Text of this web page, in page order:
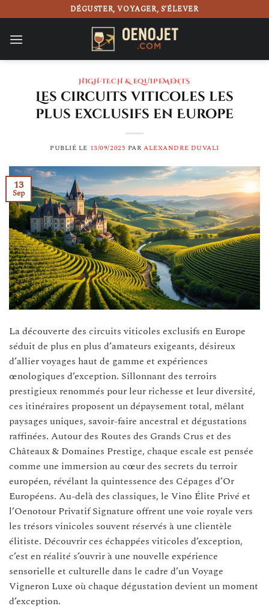
au
contenu
DÉGUSTER, VOYAGER, S’ÉLEVER
HIGH-TECH & EQUIPEMENTS
Les circuits viticoles les
plus exclusifs en Europe
PUBLIÉ LE 13/09/2025 PARALEXANDRE DUVALI
13
Sep
La découverte des circuits viticoles exclusifs en Europe
séduit de plus en plus d’amateurs exigeants, désireux
d’allier voyages haut de gamme et expériences
œnologiques d’exception. Sillonnant des terroirs
prestigieux renommés pour leur richesse et leur diversité,
ces itinéraires proposent un dépaysement total, mêlant
paysages uniques, savoir-faire ancestral et dégustations
raffinées. Autour des Routes des Grands Crus et des
Châteaux & Domaines Prestige, chaque escale est pensée
comme une immersion au cœur des secrets du terroir
européen, révélant la quintessence des Cépages d’Or
Européens. Au-delà des classiques, le Vino Élite Privé et
l’Oenotour Privatif Signature offrent une voie royale vers
les trésors vinicoles souvent réservés à une clientèle
élitiste. Découvrir ces échappées viticoles d’exception,
c’est en réalité s’ouvrir à une nouvelle expérience
sensorielle et culturelle dans le cadre d’un Voyage
Vigneron Luxe où chaque dégustation devient un moment
d’exception.